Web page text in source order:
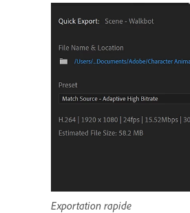
Exportation rapide